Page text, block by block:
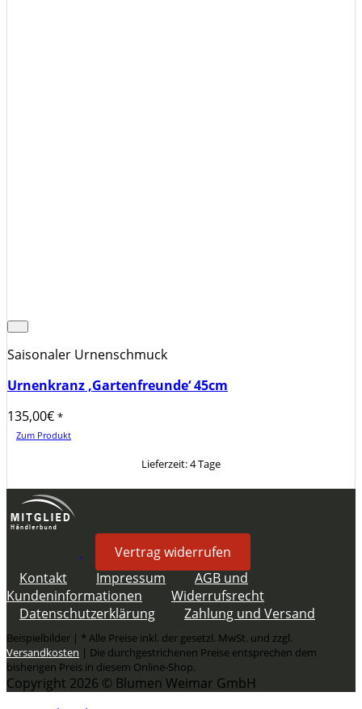
Saisonaler Urnenschmuck
Urnenkranz ‚Gartenfreunde‘ 45cm
135,00€ *
Zum Produkt
Lieferzeit:4 Tage
Vertrag widerrufen
Kontakt
Impressum
AGB und
Kundeninformationen
Widerrufsrecht
Datenschutzerklärung
Zahlung und Versand
Beispielbilder | * Alle Preise inkl. der gesetzl. MwSt. und zzgl.
Versandkosten | Die durchgestrichenen Preise entsprechen dem
bisherigen Preis in diesem Online-Shop.
Copyright 2026 © Blumen Weimar GmbH